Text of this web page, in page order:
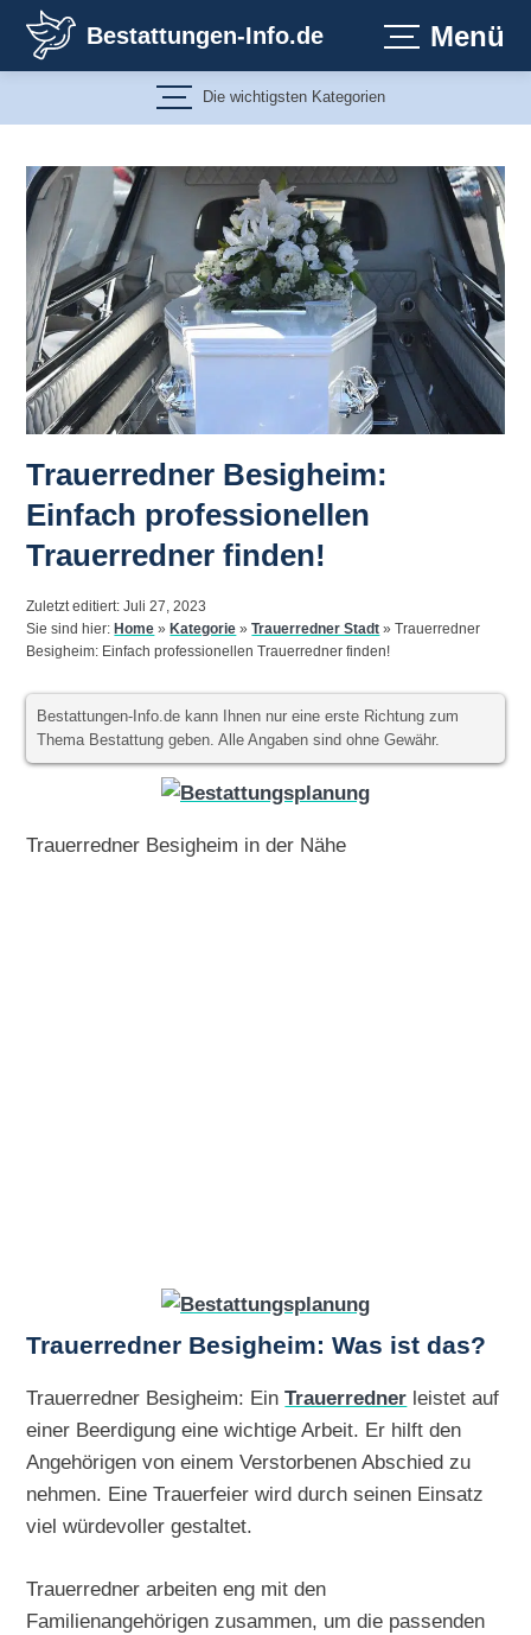
Inhalt
springen
Bestattungen-Info.de Menü
Die wichtigsten Kategorien
Trauerredner Besigheim:
Einfach professionellen
Trauerredner finden!
Zuletzt editiert: Juli 27, 2023
Sie sind hier: Home » Kategorie »Trauerredner Stadt »Trauerredner
Besigheim: Einfach professionellen Trauerredner finden!
Bestattungen-Info.de kann Ihnen nur eine erste Richtung zum
Thema Bestattung geben. Alle Angaben sind ohne Gewähr.
Trauerredner Besigheim in der Nähe
Trauerredner Besigheim: Was ist das?
Trauerredner Besigheim: EinTrauerredner leistet auf
einer Beerdigung eine wichtige Arbeit. Er hilft den
Angehörigen von einem Verstorbenen Abschied zu
nehmen. Eine Trauerfeier wird durch seinen Einsatz
viel würdevoller gestaltet.
Trauerredner arbeiten eng mit den
Familienangehörigen zusammen, um die passenden